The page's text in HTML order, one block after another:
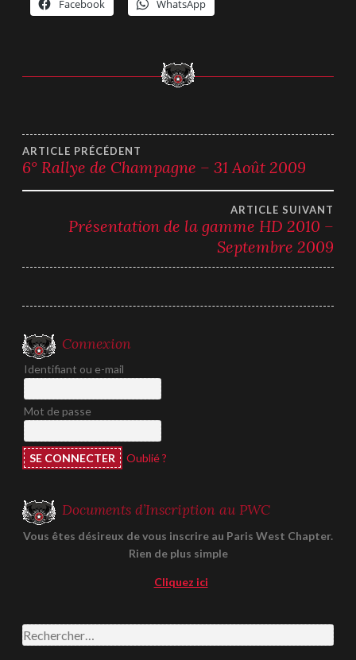
Facebook WhatsApp
Navigation
de
l’article
ARTICLE PRÉCÉDENT
6° Rallye de Champagne – 31 Août 2009
ARTICLE SUIVANT
Présentation de la gamme HD 2010 –
Septembre 2009
Connexion
Identifiant ou e-mail
Mot de passe
Oublié ?
Documents d’Inscription au PWC
Vous êtes désireux de vous inscrire au Paris West Chapter.
Rien de plus simple
Cliquez ici
Rechercher :